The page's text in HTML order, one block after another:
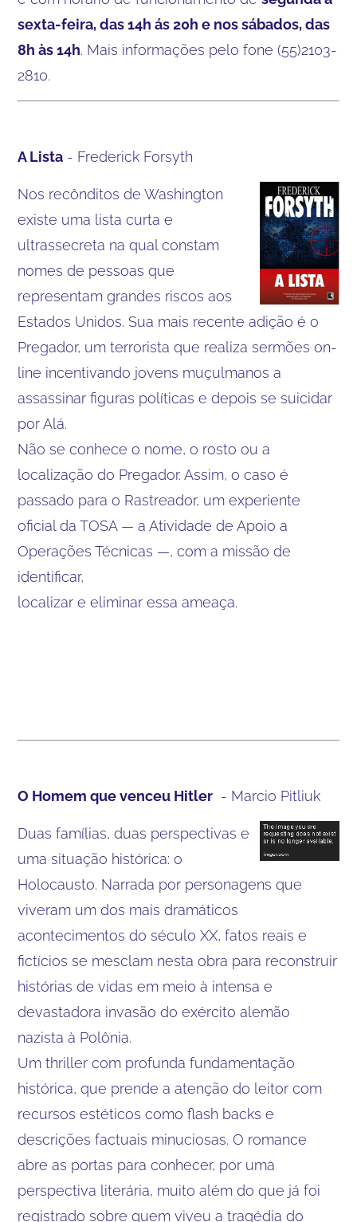
sexta-feira, das 14h ás 20h e nos sábados, das
8h às 14h. Mais informações pelo fone (55)2103-
2810.
A Lista - Frederick Forsyth
Nos recônditos de Washington
existe uma lista curta e
ultrassecreta na qual constam
nomes de pessoas que
representam grandes riscos aos
Estados Unidos. Sua mais recente adição é o
Pregador, um terrorista que realiza sermões on-
line incentivando jovens muçulmanos a
assassinar figuras políticas e depois se suicidar
por Alá.
Não se conhece o nome, o rosto ou a
localização do Pregador. Assim, o caso é
passado para o Rastreador, um experiente
oficial da TOSA — a Atividade de Apoio a
Operações Técnicas —, com a missão de
identificar,
localizar e eliminar essa ameaça.
O Homem que venceu Hitler - Marcio Pitliuk
Duas famílias, duas perspectivas e
uma situação histórica: o
Holocausto. Narrada por personagens que
viveram um dos mais dramáticos
acontecimentos do século XX, fatos reais e
fictícios se mesclam nesta obra para reconstruir
histórias de vidas em meio à intensa e
devastadora invasão do exército alemão
nazista à Polônia.
Um thriller com profunda fundamentação
histórica, que prende a atenção do leitor com
recursos estéticos como flash backs e
descrições factuais minuciosas. O romance
abre as portas para conhecer, por uma
perspectiva literária, muito além do que já foi
registrado sobre quem viveu a tragédia do